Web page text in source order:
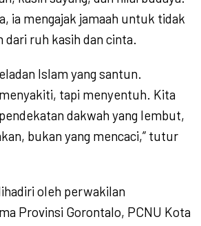
ia mengajak jamaah untuk tidak
ruh kasih dan cinta.
Islam yang santun.
tapi menyentuh. Kita
dakwah yang lembut,
bukan yang mencaci,” tutur
oleh perwakilan
Provinsi Gorontalo, PCNU Kota